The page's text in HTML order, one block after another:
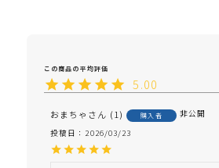
5.00
おまちゃ 1 購入者
非公開
投稿日
2026/03/23